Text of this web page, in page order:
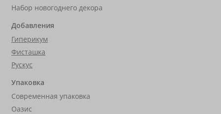
Набор новогоднего декора
Добавления
Гиперикум
Фисташка
Рускус
Упаковка
Современная упаковка
Оазис